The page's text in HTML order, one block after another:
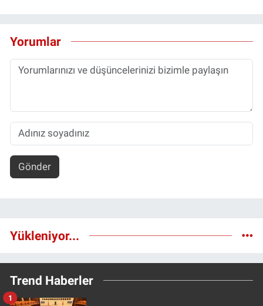
Yorumlar
Gönder
Yükleniyor...
Trend Haberler
1